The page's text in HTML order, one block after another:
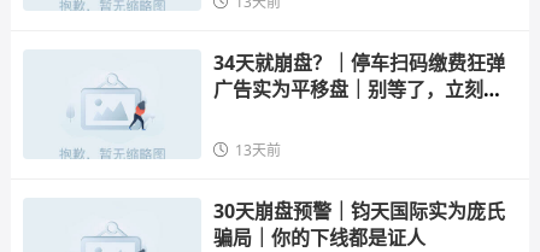
34天就崩盘？｜停车扫码缴费狂弹
广告实为平移盘｜别等了，立刻止
13天前
30天崩盘预警｜钧天国际实为庞氏
骗局｜你的下线都是证人